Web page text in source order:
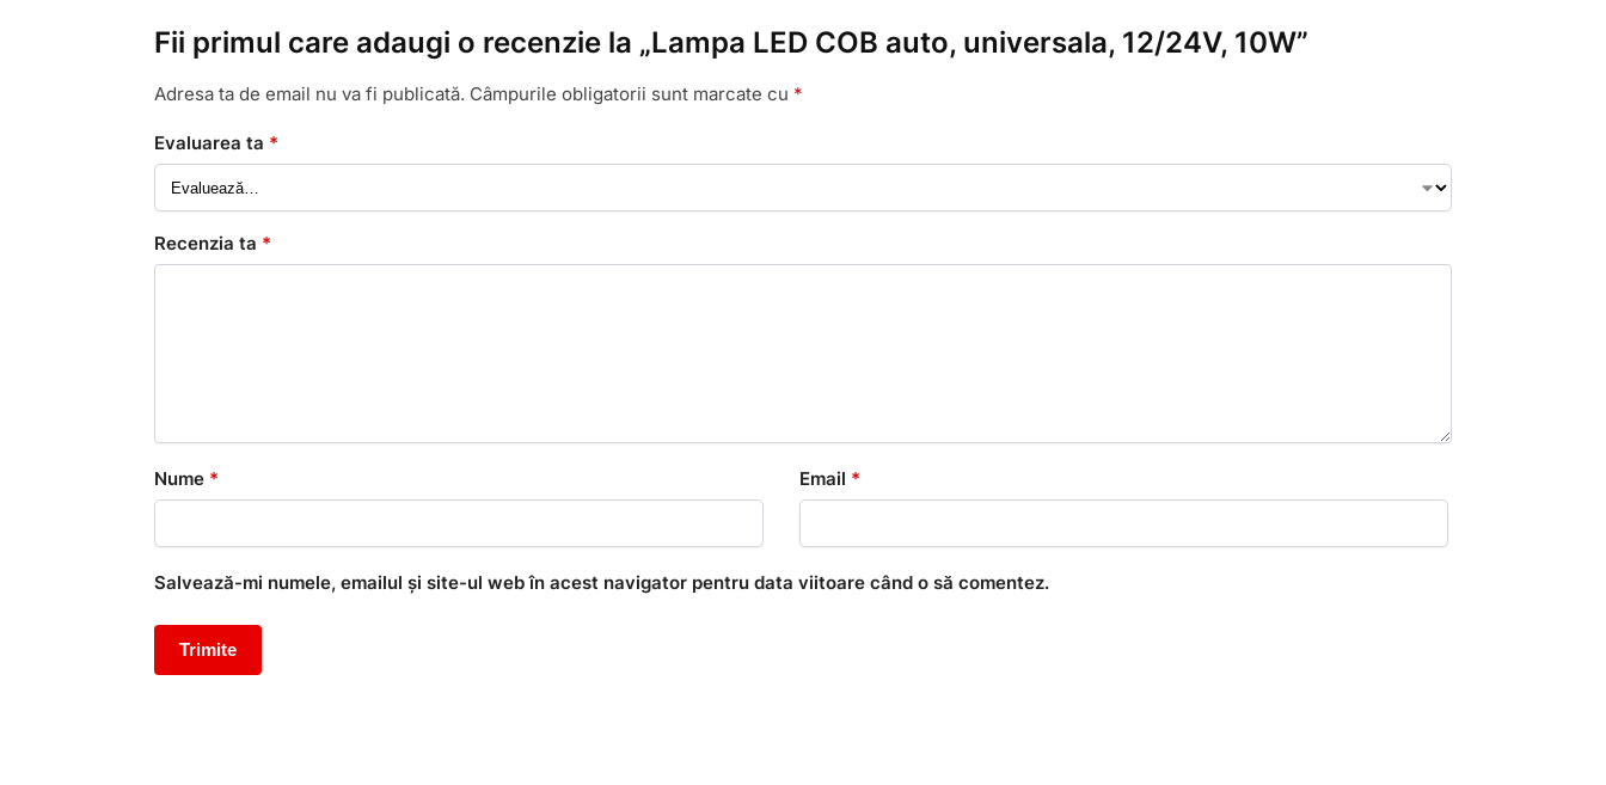
Fii primul care adaugi o recenzie la „Lampa LED COB auto, universala, 12/24V, 10W”
Adresa ta de email nu va fi publicată. Câmpurile obligatorii sunt marcate cu *
Evaluarea ta *
Recenzia ta *
Nume * Email *
Salvează-mi numele, emailul și site-ul web în acest navigator pentru data viitoare când o să comentez.